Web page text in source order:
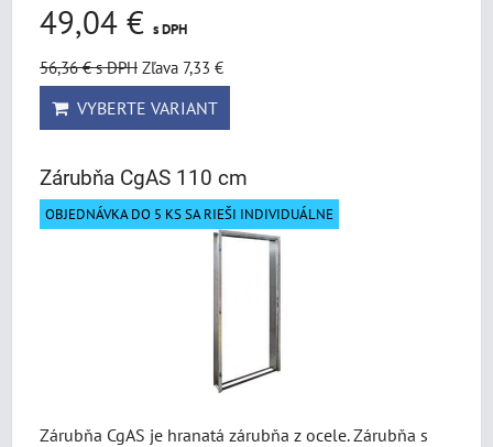
49,04 € s DPH
56,36 €s DPH Zľava 7,33 €
VYBERTE VARIANT
Zárubňa CgAS 110 cm
OBJEDNÁVKA DO 5 KS SA RIEŠI INDIVIDUÁLNE
Zárubňa CgAS je hranatá zárubňa z ocele. Zárubňa s